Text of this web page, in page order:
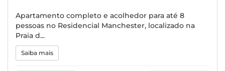
Apartamento completo e acolhedor para até 8
pessoas no Residencial Manchester, localizado na
Praia d...
Saiba mais